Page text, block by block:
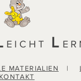
EICHT L
MATERIALIEN |
KONTAKT